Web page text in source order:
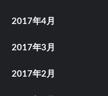
2017年4月
2017年3月
2017年2月